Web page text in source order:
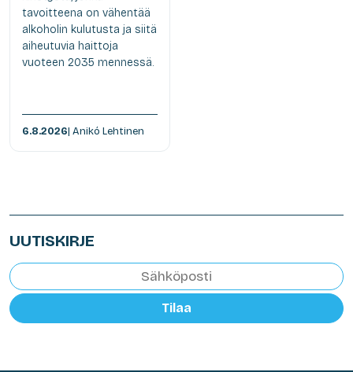
tavoitteena on vähentää
alkoholin kulutusta ja siitä
aiheutuvia haittoja
vuoteen 2035 mennessä.
6.8.2026| Anikó Lehtinen
UUTISKIRJE
Tilaa